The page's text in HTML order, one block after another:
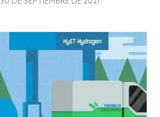
DE
2021